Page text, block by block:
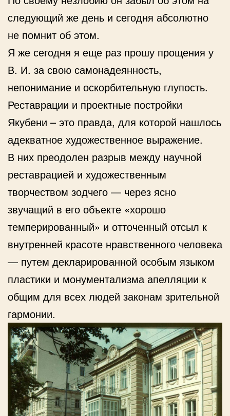
следующий же день и сегодня абсолютно
не помнит об этом.
Я же сегодня я еще раз прошу прощения у
В. И. за свою самонадеянность,
непонимание и оскорбительную глупость.
Реставрации и проектные постройки
Якубени – это правда, для которой нашлось
адекватное художественное выражение.
В них преодолен разрыв между научной
реставрацией и художественным
творчеством зодчего — через ясно
звучащий в его объекте «хорошо
темперированный» и отточенный отсыл к
внутренней красоте нравственного человека
— путем декларированной особым языком
пластики и монументализма апелляции к
общим для всех людей законам зрительной
гармонии.